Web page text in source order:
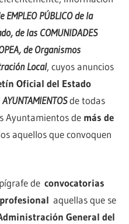
PÚBLICO de la
de las COMUNIDADES
de Organismos
Local, cuyos anuncios
Oficial del Estado
AYUNTAMIENTOSde todas
Ayuntamientos de más de
aquellos que convoquen
deconvocatorias
aquellas que se
General del